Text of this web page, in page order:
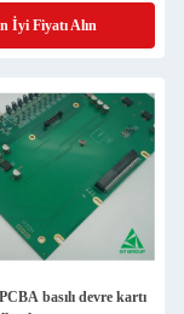
İyi Fiyatı Alın
basılı devre kartı